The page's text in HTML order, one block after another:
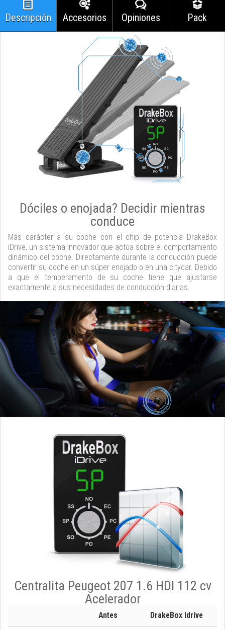
Descripción Accesorios Opiniones Pack
Dóciles o enojada? Decidir mientras
conduce
Más carácter a su coche con el chip de potencia DrakeBox
iDrive, un sistema innovador que actúa sobre el comportamiento
dinámico del coche. Directamente durante la conducción puede
convertir su coche en un súper enojado o en una citycar. Debido
a que el temperamento de su coche tiene que ajustarse
exactamente a sus necesidades de conducción diarias.
Centralita Peugeot 207 1.6 HDI 112 cv
Acelerador
Antes DrakeBox Idrive